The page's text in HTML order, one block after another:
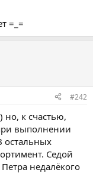
=_=
#242
но, к счастью,
выполнении
остальных
Седой
недалёкого